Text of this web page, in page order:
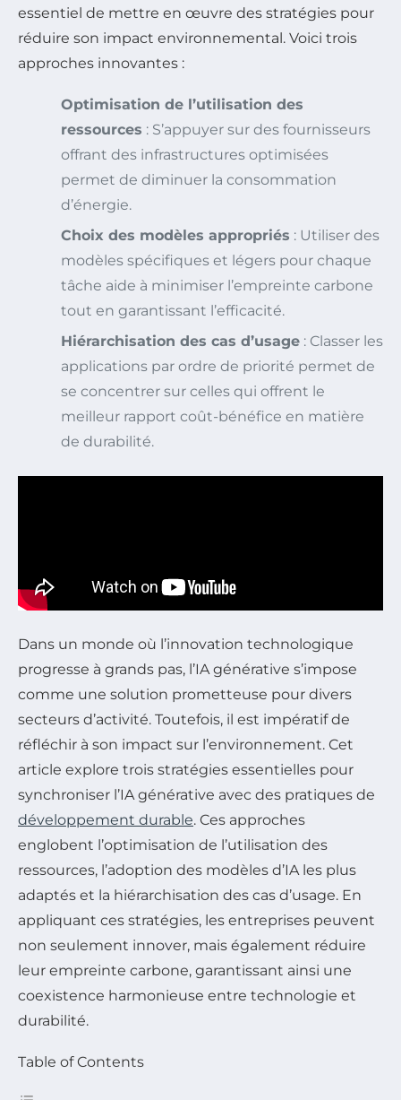
essentiel de mettre en œuvre des stratégies pour
réduire son impact environnemental. Voici trois
approches innovantes :
Optimisation de l’utilisation des
ressources : S’appuyer sur des fournisseurs
offrant des infrastructures optimisées
permet de diminuer la consommation
d’énergie.
Choix des modèles appropriés : Utiliser des
modèles spécifiques et légers pour chaque
tâche aide à minimiser l’empreinte carbone
tout en garantissant l’efficacité.
Hiérarchisation des cas d’usage : Classer les
applications par ordre de priorité permet de
se concentrer sur celles qui offrent le
meilleur rapport coût-bénéfice en matière
de durabilité.
Dans un monde où l’innovation technologique
progresse à grands pas, l’IA générative s’impose
comme une solution prometteuse pour divers
secteurs d’activité. Toutefois, il est impératif de
réfléchir à son impact sur l’environnement. Cet
article explore trois stratégies essentielles pour
synchroniser l’IA générative avec des pratiques de
développement durable. Ces approches
englobent l’optimisation de l’utilisation des
ressources, l’adoption des modèles d’IA les plus
adaptés et la hiérarchisation des cas d’usage. En
appliquant ces stratégies, les entreprises peuvent
non seulement innover, mais également réduire
leur empreinte carbone, garantissant ainsi une
coexistence harmonieuse entre technologie et
durabilité.
Table of Contents